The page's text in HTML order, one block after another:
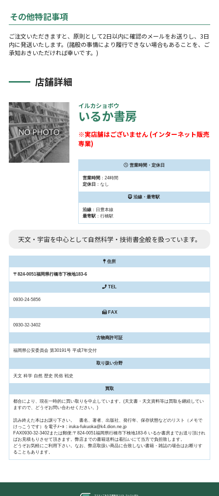
その他特記事項
ご注文いただきますと、原則として2日以内に確認のメールをお送りし、3日
内に発送いたします。(諸般の事情により履行できない場合もあることを、ご
承知おきいただければ幸いです。)
店舗詳細
イルカショボウ
いるか書房
※実店舗はございません (インターネット販売
専業)
営業時間・定休日
営業時間 ：24時間
定休日 ：なし
沿線・最寄駅
沿線：日豊本線
最寄駅：行橋駅
天文・宇宙を中心として自然科学・技術書全般を扱っています。
住所
〒824-0051福岡県行橋市下検地183-6
TEL
0930-24-5856
FAX
0930-32-3402
古物商許可証
福岡県公安委員会 第30191号 平成7年交付
取り扱い分野
天文 科学 自然 歴史 民俗 戦史
買取
都合により、現在一時的に買い取りを中止しています。(天文書・天文資料等は買取を継続してい
ますので、どうぞお問い合わせください。)
読み終えた本はお譲り下さい。 書名、著者、出版社、発行年、保存状態などのリスト（メモで
けっこうです）を電子ﾒｰﾙ：iruka-fukuoka@k4.dion.ne.jp
FAX0930-32-3402または郵便:〒824-0051福岡県行橋市下検地183-6 いるか書房までお送り頂けれ
ばお見積もりさせて頂きます。弊店までの書籍送料は着払いにて当方で負担致します。
どうぞお気軽にご利用下さい。なお、弊店取扱い商品に合致しない書籍・雑誌の場合はお断りす
ることもあります。